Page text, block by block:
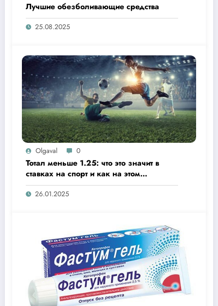
Лучшие обезболивающие средства
25.08.2025
Olgaval 0
Тотал меньше 1.25: что это значит в
ставках на спорт и как на этом
заработать?
26.01.2025